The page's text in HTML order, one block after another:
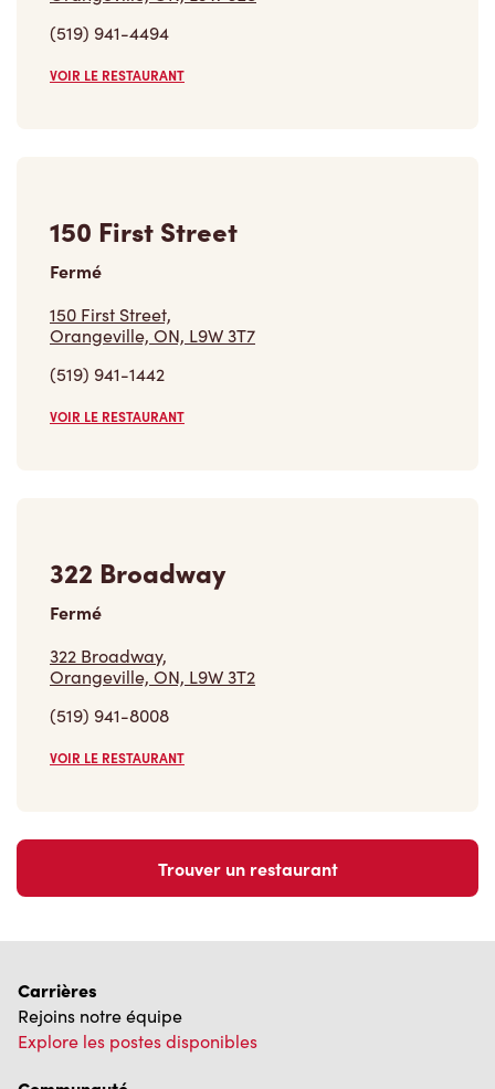
(519) 941-4494
VOIR LE RESTAURANT
150 First Street
Fermé
150 First Street,
Orangeville, ON, L9W 3T7
(519) 941-1442
VOIR LE RESTAURANT
322 Broadway
Fermé
322 Broadway,
Orangeville, ON, L9W 3T2
(519) 941-8008
VOIR LE RESTAURANT
Trouver un restaurant
Carrières
Rejoins notre équipe
Explore les postes disponibles